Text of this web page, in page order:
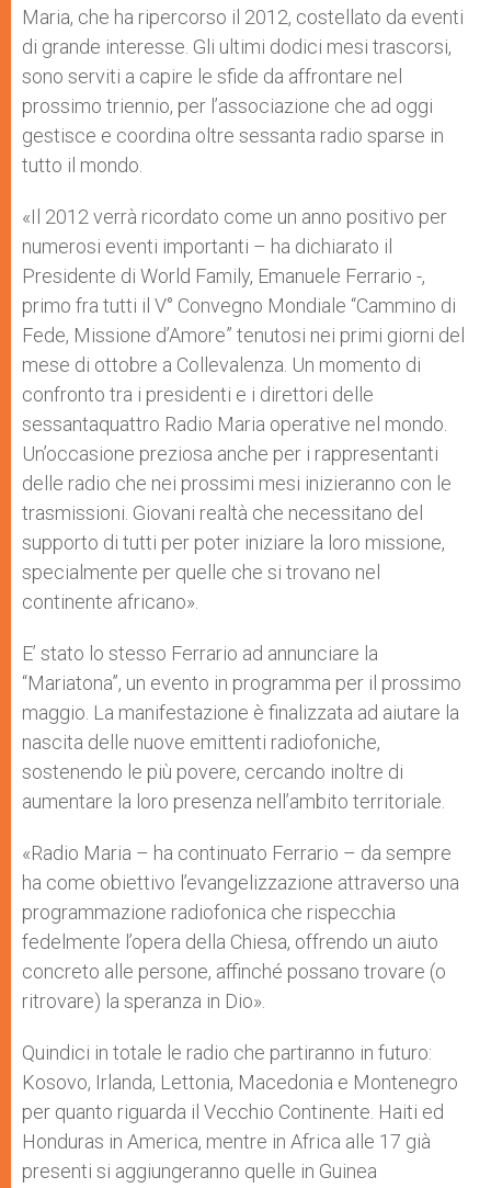
Maria, che ha ripercorso il 2012, costellato da eventi
di grande interesse. Gli ultimi dodici mesi trascorsi,
sono serviti a capire le sfide da affrontare nel
prossimo triennio, per l’associazione che ad oggi
gestisce e coordina oltre sessanta radio sparse in
tutto il mondo.
«Il 2012 verrà ricordato come un anno positivo per
numerosi eventi importanti – ha dichiarato il
Presidente di World Family, Emanuele Ferrario -,
primo fra tutti il V° Convegno Mondiale “Cammino di
Fede, Missione d’Amore” tenutosi nei primi giorni del
mese di ottobre a Collevalenza. Un momento di
confronto tra i presidenti e i direttori delle
sessantaquattro Radio Maria operative nel mondo.
Un’occasione preziosa anche per i rappresentanti
delle radio che nei prossimi mesi inizieranno con le
trasmissioni. Giovani realtà che necessitano del
supporto di tutti per poter iniziare la loro missione,
specialmente per quelle che si trovano nel
continente africano».
E’ stato lo stesso Ferrario ad annunciare la
“Mariatona”, un evento in programma per il prossimo
maggio. La manifestazione è finalizzata ad aiutare la
nascita delle nuove emittenti radiofoniche,
sostenendo le più povere, cercando inoltre di
aumentare la loro presenza nell’ambito territoriale.
«Radio Maria – ha continuato Ferrario – da sempre
ha come obiettivo l’evangelizzazione attraverso una
programmazione radiofonica che rispecchia
fedelmente l’opera della Chiesa, offrendo un aiuto
concreto alle persone, affinché possano trovare (o
ritrovare) la speranza in Dio».
Quindici in totale le radio che partiranno in futuro:
Kosovo, Irlanda, Lettonia, Macedonia e Montenegro
per quanto riguarda il Vecchio Continente. Haiti ed
Honduras in America, mentre in Africa alle 17 già
presenti si aggiungeranno quelle in Guinea